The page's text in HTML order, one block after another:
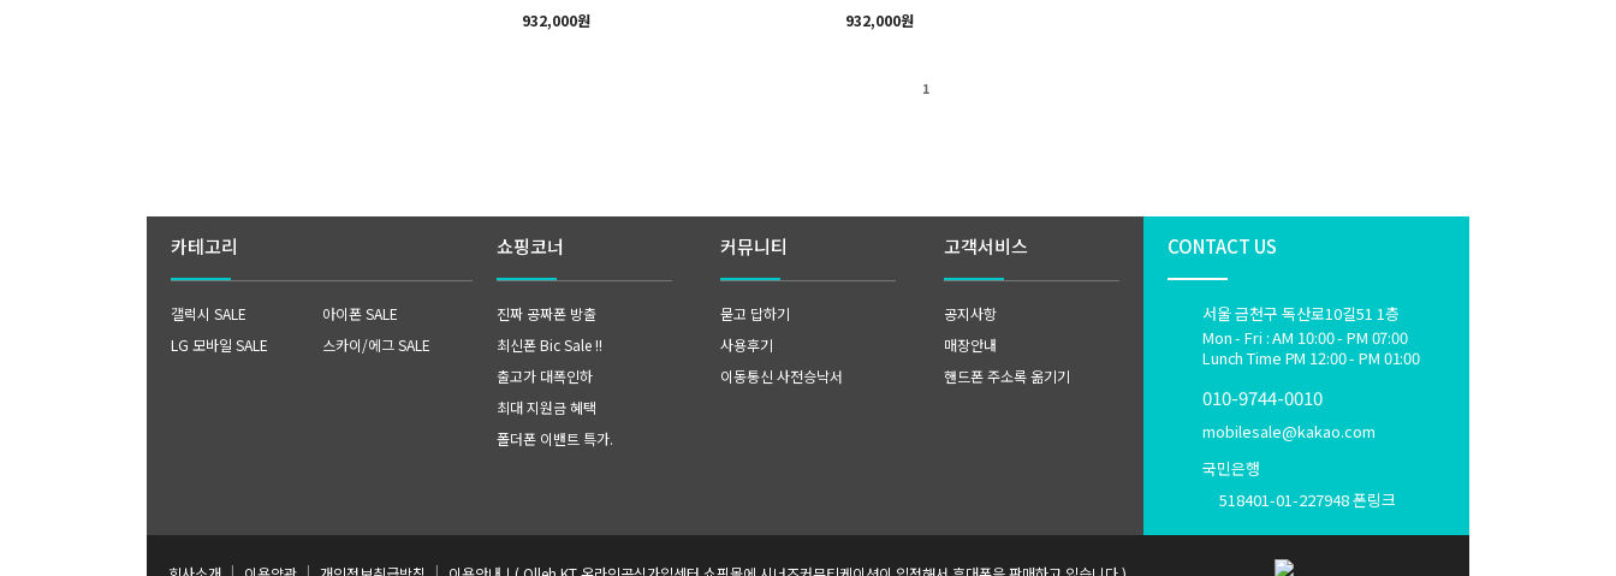
932,000원
932,000원
1
카테고리
갤럭시 SALE
아이폰 SALE
LG 모바일 SALE
스카이/에그 SALE
쇼핑코너
진짜 공짜폰 방출
최신폰 Bic Sale !!
출고가 대폭인하
최대 지원금 혜택
폴더폰 이밴트 특가.
커뮤니티
묻고 답하기
사용후기
이동통신 사전승낙서
고객서비스
공지사항
매장안내
핸드폰 주소록 옮기기
CONTACT US
서울 금천구 독산로10길51 1층
Mon - Fri : AM 10:00 - PM 07:00
Lunch Time PM 12:00 - PM 01:00
010-9744-0010
mobilesale@kakao.com
국민은행
518401-01-227948 폰링크
| | |